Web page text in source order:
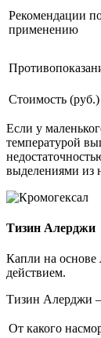
Рекомендации
применению
Стоимость (руб.)
Если у
температурой
выделениями из
Тизин Алерджи
Капли на основе
действием.
Тизин Алерджи
От какого